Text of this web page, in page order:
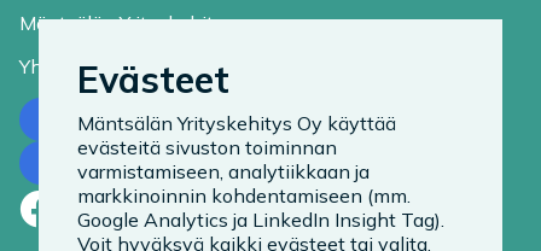
Mäntsälän Yrityskehitys
Yhteystiedot
Ota yhteyttä
Tilaa uutiskirje
Facebook
LinkedIn
Instagram
Evästeet
Mäntsälän Yrityskehitys Oy käyttää
evästeitä sivuston toiminnan
varmistamiseen, analytiikkaan ja
markkinoinnin kohdentamiseen (mm.
Google Analytics ja LinkedIn Insight Tag).
Voit hyväksyä kaikki evästeet tai valita,